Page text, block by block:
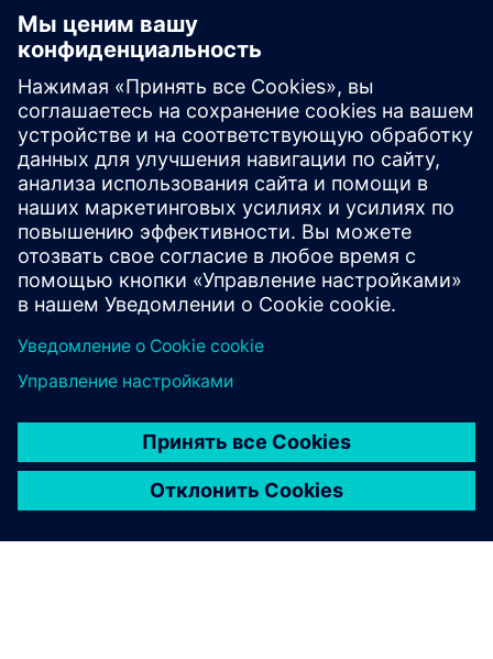
NX FOR MANUFACTURING
NX CAM 3-Axis Milling
Эффективно обрабатывайте детали
произвольной формы с помощью широкого
спектра 3-осевых операций с использованием
расширенных возможностей, интегрированных с
инструментами подготовки моделей деталей.